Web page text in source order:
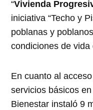
“Vivienda
iniciativa “Techo y
poblanas y
condiciones de
En cuanto al
servicios básicos
Bienestar instaló 9